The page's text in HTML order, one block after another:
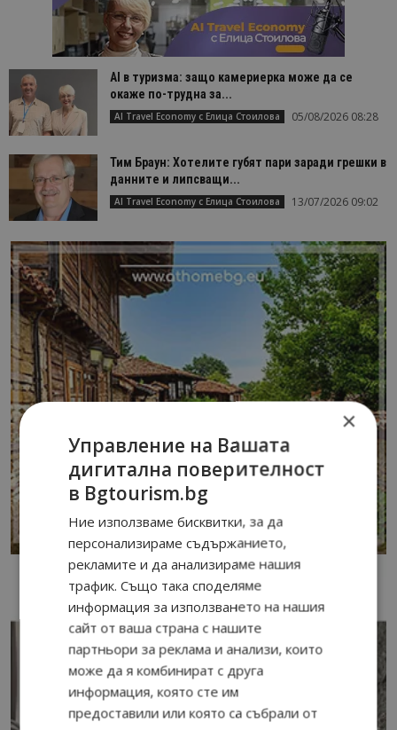
AI в туризма: защо камериерка може да се
окаже по-трудна за...
AI Travel Economy с Елица Стоилова 05/08/2026 08:28
Тим Браун: Хотелите губят пари заради грешки в
данните и липсващи...
AI Travel Economy с Елица Стоилова 13/07/2026 09:02
×
Управление на Вашата
дигитална поверителност
в Bgtourism.bg
Ние използваме бисквитки, за да
персонализираме съдържанието,
рекламите и да анализираме нашия
трафик. Също така споделяме
информация за използването на нашия
сайт от ваша страна с нашите
партньори за реклама и анализи, които
може да я комбинират с друга
информация, която сте им
предоставили или която са събрали от